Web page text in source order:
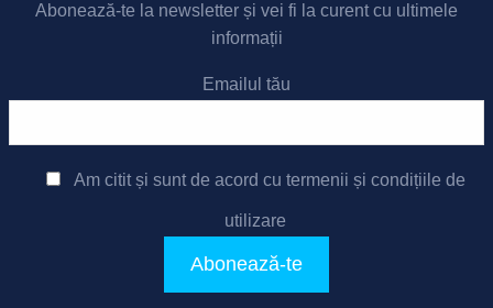
Abonează-te la newsletter și vei fi la curent cu ultimele
informații
Emailul tău
Am citit și sunt de acord cu termenii și condițiile de
utilizare